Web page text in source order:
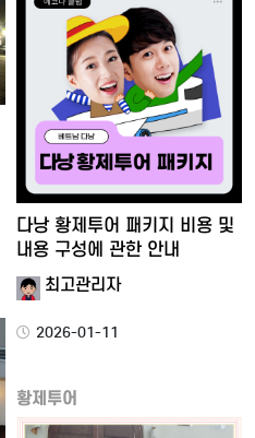
다낭 황제투어 패키지 비용 및
내용 구성에 관한 안내
최고관리자
2026-01-11
황제투어